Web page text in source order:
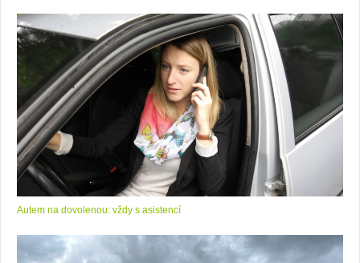
Autem na dovolenou: vždy s asistencí